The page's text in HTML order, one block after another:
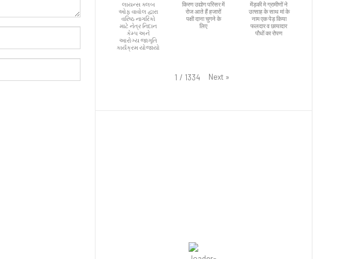
લાયન્સ ક્લબ
ઓફ વાવોલ દ્વારા
વરિષ્ઠ નાગરિકો
માટે નેત્ર નિદાન
કેમ્પ અને
આરોગ્ય જાગૃતિ
કાર્યક્રમ યોજાયો
किरण उद्योग परिसर में
रोज आते हैं हजारों
पक्षी दाना चुगने के
लिए
मेंड़की मे ग्रामीणों ने
उत्साह के साथ मां के
नाम एक पेड़ किया
फलदार व छायादार
पौधों का रोपण
1 / 1334 Next »
Overcast Clouds